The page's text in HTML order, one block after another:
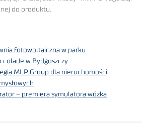
do produktu.
fotowoltaiczna w parku
w Bydgoszczy
MLP Group dla nieruchomości
– premiera symulatora wózka